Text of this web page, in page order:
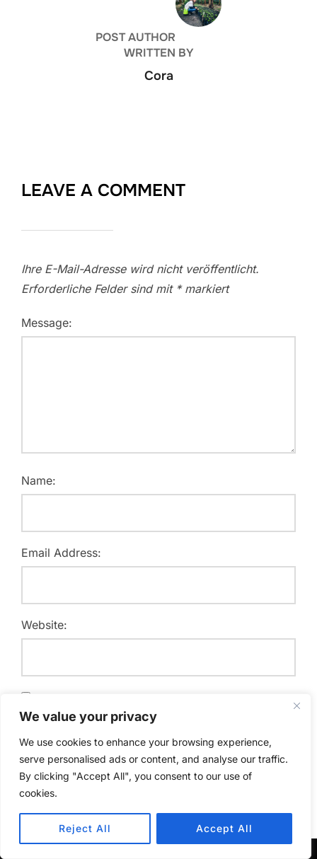
We value your privacy
We use cookies to enhance your browsing experience,
serve personalised ads or content, and analyse our traffic.
By clicking "Accept All", you consent to our use of
cookies.
Reject All Accept All
POST AUTHOR
WRITTEN BY
Cora
LEAVE A COMMENT
Ihre E-Mail-Adresse wird nicht veröffentlicht.
Erforderliche Felder sind mit *markiert
Message:
Name:
Email Address:
Website:
the next time I comment.
Beitragsnavigation